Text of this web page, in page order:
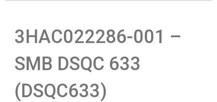
3HAC022286-001 –
SMB DSQC 633
(DSQC633)